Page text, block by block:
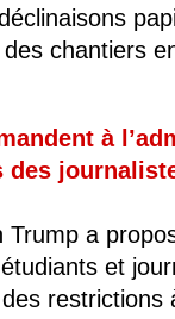
des chantiers
à
Trump a
et
restrictions